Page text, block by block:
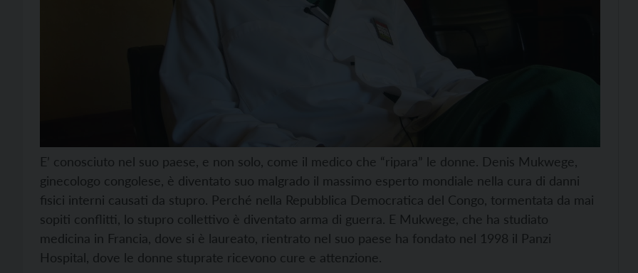
E’ conosciuto nel suo paese, e non solo, come il medico che “ripara” le donne. Denis Mukwege,
ginecologo congolese, è diventato suo malgrado il massimo esperto mondiale nella cura di danni
fisici interni causati da stupro. Perché nella Repubblica Democratica del Congo, tormentata da mai
sopiti conflitti, lo stupro collettivo è diventato arma di guerra. E Mukwege, che ha studiato
medicina in Francia, dove si è laureato, rientrato nel suo paese ha fondato nel 1998 il Panzi
Hospital, dove le donne stuprate ricevono cure e attenzione.